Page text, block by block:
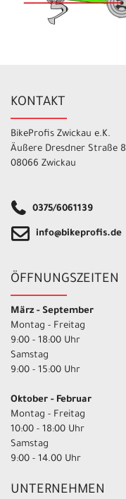
KONTAKT
BikeProfis Zwickau e.K.
Äußere Dresdner Straße 8
08066 Zwickau
0375/6061139
info@bikeprofis.de
ÖFFNUNGSZEITEN
März - September
Montag - Freitag
9:00 - 18:00 Uhr
Samstag
9:00 - 15:00 Uhr
Oktober - Februar
Montag - Freitag
10:00 - 18:00 Uhr
Samstag
9:00 - 14.00 Uhr
UNTERNEHMEN